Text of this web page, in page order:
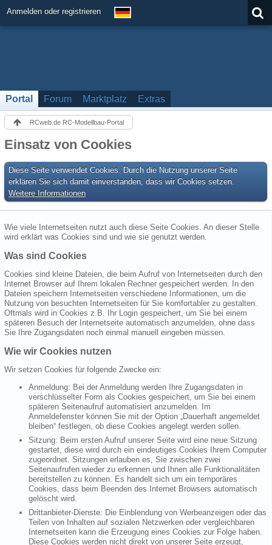
Anmelden oder registrieren
Portal Forum Marktplatz Extras
RCweb.de RC-Modellbau-Portal
Einsatz von Cookies
Diese Seite verwendet Cookies. Durch die Nutzung unserer Seite
erklären Sie sich damit einverstanden, dass wir Cookies setzen.
Weitere Informationen
Wie viele Internetseiten nutzt auch diese Seite Cookies. An dieser Stelle
wird erklärt was Cookies sind und wie sie genutzt werden.
Was sind Cookies
Cookies sind kleine Dateien, die beim Aufruf von Internetseiten durch den
Internet Browser auf Ihrem lokalen Rechner gespeichert werden. In den
Dateien speichern Internetseiten verschiedene Informationen, um die
Nutzung von besuchten Internetseiten für Sie komfortabler zu gestalten.
Oftmals wird in Cookies z.B. Ihr Login gespeichert, um Sie bei einem
späteren Besuch der Internetseite automatisch anzumelden, ohne dass
Sie Ihre Zugangsdaten noch einmal manuell eingeben müssen.
Wie wir Cookies nutzen
Wir setzen Cookies für folgende Zwecke ein:
Anmeldung: Bei der Anmeldung werden Ihre Zugangsdaten in
verschlüsselter Form als Cookies gespeichert, um Sie bei einem
späteren Seitenaufruf automatisiert anzumelden. Im
Anmeldefenster können Sie mit der Option „Dauerhaft angemeldet
bleiben“ festlegen, ob diese Cookies angelegt werden sollen.
Sitzung: Beim ersten Aufruf unserer Seite wird eine neue Sitzung
gestartet, diese wird durch ein eindeutiges Cookies Ihrem Computer
zugeordnet. Sitzungen erlauben es, Sie zwischen zwei
Seitenaufrufen wieder zu erkennen und Ihnen alle Funktionalitäten
bereitstellen zu können. Es handelt sich um ein temporäres
Cookies, dass beim Beenden des Internet Browsers automatisch
gelöscht wird.
Drittanbieter-Dienste: Die Einblendung von Werbeanzeigen oder das
Teilen von Inhalten auf sozialen Netzwerken oder vergleichbaren
Internetseiten kann die Erzeugung eines Cookies zur Folge haben.
Diese Cookies werden nicht direkt von unserer Seite erzeugt,